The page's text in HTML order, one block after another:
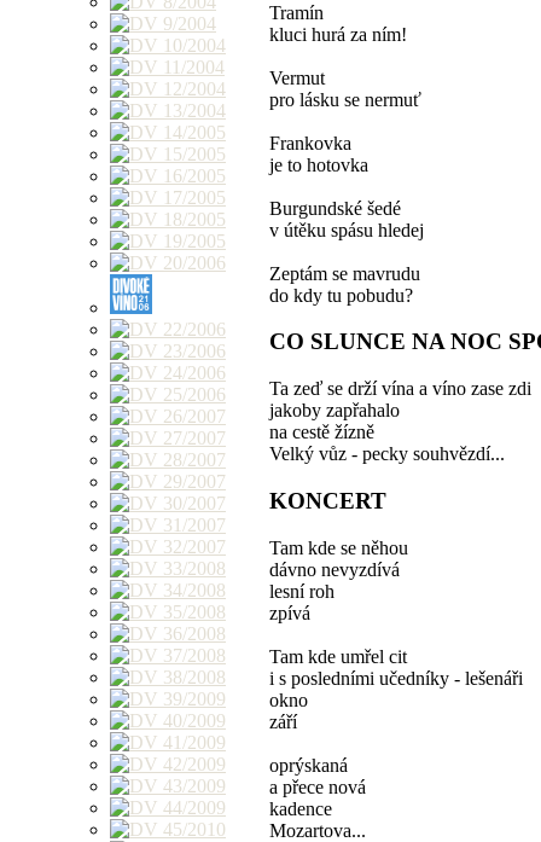
Tramín
kluci hurá za ním!
Vermut
pro lásku se nermuť
Frankovka
je to hotovka
Burgundské šedé
v útěku spásu hledej
Zeptám se mavrudu
do kdy tu pobudu?
CO SLUNCE NA NOC
Ta zeď se drží vína a víno zase zdi
jakoby zapřahalo
na cestě žízně
Velký vůz - pecky souhvězdí...
KONCERT
Tam kde se něhou
dávno nevyzdívá
lesní roh
zpívá
Tam kde umřel cit
i s posledními učedníky - lešenáři
okno
září
oprýskaná
a přece nová
kadence
Mozartova...